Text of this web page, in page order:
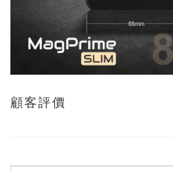
顧客評價